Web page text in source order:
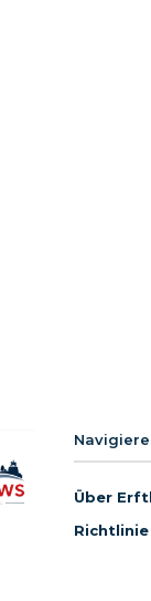
Über